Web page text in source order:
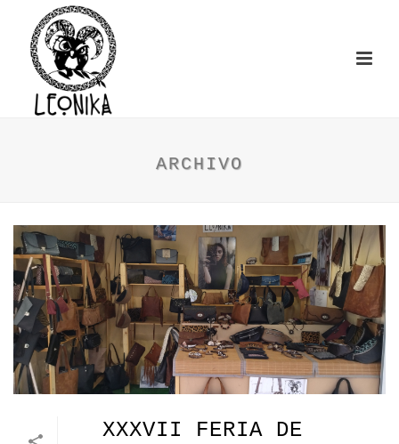
ARCHIVO
XXXVII FERIA DE